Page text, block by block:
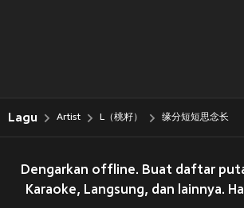
Lagu Artist L（桃籽） 缘分短短思念长
Dengarkan offline. Buat daftar
Karaoke, Langsung, dan lainnya.